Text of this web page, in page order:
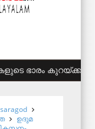
കുടിവെള്ളം
ഉദുമ